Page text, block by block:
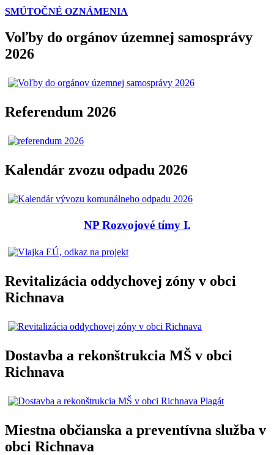
SMÚTOČNÉ OZNÁMENIA
Voľby do orgánov územnej samosprávy
2026
Referendum 2026
Kalendár zvozu odpadu 2026
NP Rozvojové tímy I.
Revitalizácia oddychovej zóny v obci
Richnava
Dostavba a rekonštrukcia MŠ v obci
Richnava
Miestna občianska a preventívna služba v
obci Richnava